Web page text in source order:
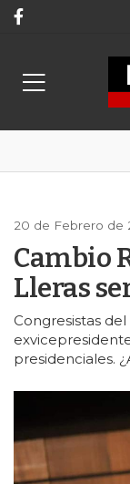
20 de Febrero de
Cambio
Lleras
Congresistas
presidenciales.